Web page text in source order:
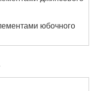
юбочного